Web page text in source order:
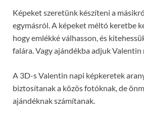
Képeket szeretünk készíteni a
egymásról. A képeket méltó keretbe
hogy emlékké válhasson, és
falára. Vagy ajándékba adjuk Valentin
A 3D-s Valentin napi képkeretek
biztosítanak a közös fotóknak, de
ajándéknak számítanak.